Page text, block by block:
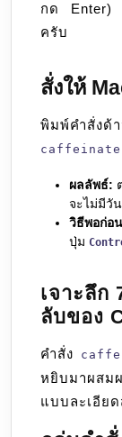
กด Enter)
ครับ
สั่งให้
พิมพ์คำสั่งด้
caffeinate
ผลลัพธ์:
จะไม่มีวั
วิธีพอก่อ
ปุ่ม
เจาะลึก
ลับของ
คำสั่ง
หยิบมาผสม
แบบละเอีย